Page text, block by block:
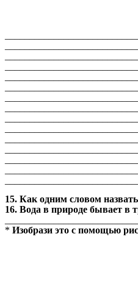
15. Как одним словом
16. Вода в природе бывает в
* Изобрази это с помощью